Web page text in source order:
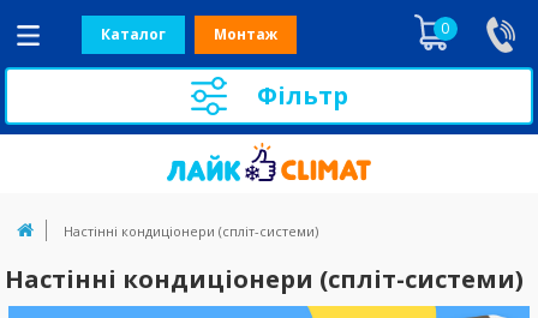
Каталог Монтаж 0
Фільтр
Настінні кондиціонери (спліт-системи)
Настінні кондиціонери (спліт-системи)